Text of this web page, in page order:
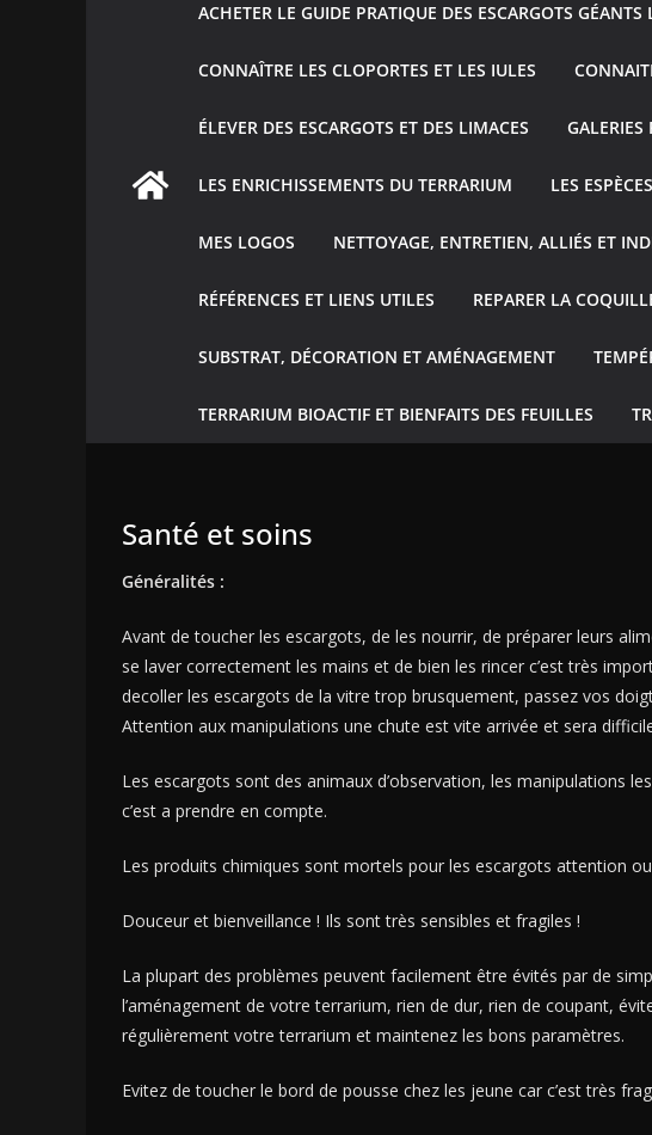
ACHETER LE GUIDE PRATIQUE DES ESCARGOTS GÉANTS
CONNAÎTRE LES CLOPORTES ET LES IULES
ÉLEVER DES ESCARGOTS ET DES LIMACES GALERIES
LES ENRICHISSEMENTS DU TERRARIUM LES
MES LOGOS NETTOYAGE, ENTRETIEN, ALLIÉS ET
RÉFÉRENCES ET LIENS UTILES REPARER LA
SUBSTRAT, DÉCORATION ET AMÉNAGEMENT
TERRARIUM BIOACTIF ET BIENFAITS DES FEUILLES
Santé et soins
Généralités :
Avant de toucher les escargots, de les nourrir, de préparer leurs
se laver correctement les mains et de bien les rincer c’est très
decoller les escargots de la vitre trop brusquement, passez vos
Attention aux manipulations une chute est vite arrivée et sera
Les escargots sont des animaux d’observation, les manipulations
c’est a prendre en compte.
Les produits chimiques sont mortels pour les escargots attention ou
Douceur et bienveillance ! Ils sont très sensibles et fragiles !
La plupart des problèmes peuvent facilement être évités par de
l’aménagement de votre terrarium, rien de dur, rien de coupant,
régulièrement votre terrarium et maintenez les bons paramètres.
Evitez de toucher le bord de pousse chez les jeune car c’est très